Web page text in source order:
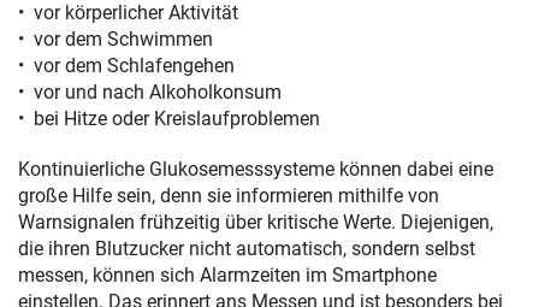
vor körperlicher Aktivität
vor dem Schwimmen
vor dem Schlafengehen
vor und nach Alkoholkonsum
bei Hitze oder Kreislaufproblemen
Kontinuierliche Glukosemesssysteme können dabei eine
große Hilfe sein, denn sie informieren mithilfe von
Warnsignalen frühzeitig über kritische Werte. Diejenigen,
die ihren Blutzucker nicht automatisch, sondern selbst
messen, können sich Alarmzeiten im Smartphone
einstellen. Das erinnert ans Messen und ist besonders bei